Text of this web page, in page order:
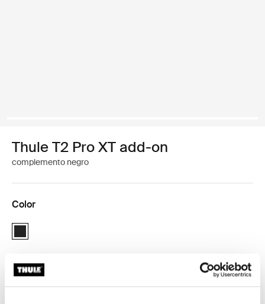
Thule T2 Pro XT add-on
complemento negro
Color
Thule T2 Pro XT Add-On Negro (selected)
Garantía Thule